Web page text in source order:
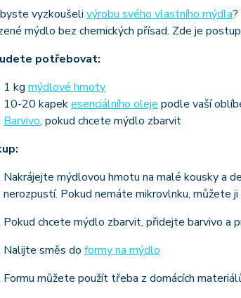
vyzkoušeli výrobu svého vlastního mýdla
mýdlo bez chemických přísad. Zde je
potřebovat:
1 kg mýdlové hmoty
10-20 kapekesenciálního oleje podle vaší
Barvivo, pokud chcete mýdlo zbarvit
Nakrájejte mýdlovou hmotu na malé kousky a
nerozpustí. Pokud nemáte mikrovlnku, můžete
Pokud chcete mýdlo zbarvit, přidejte barvivo a
Nalijte směs do formy na mýdlo
Formu můžete použít třeba z domácích